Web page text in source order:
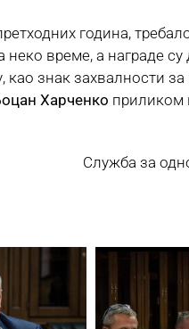
година,
неко време, а награде
као знак
Харченко приликом
за односе с